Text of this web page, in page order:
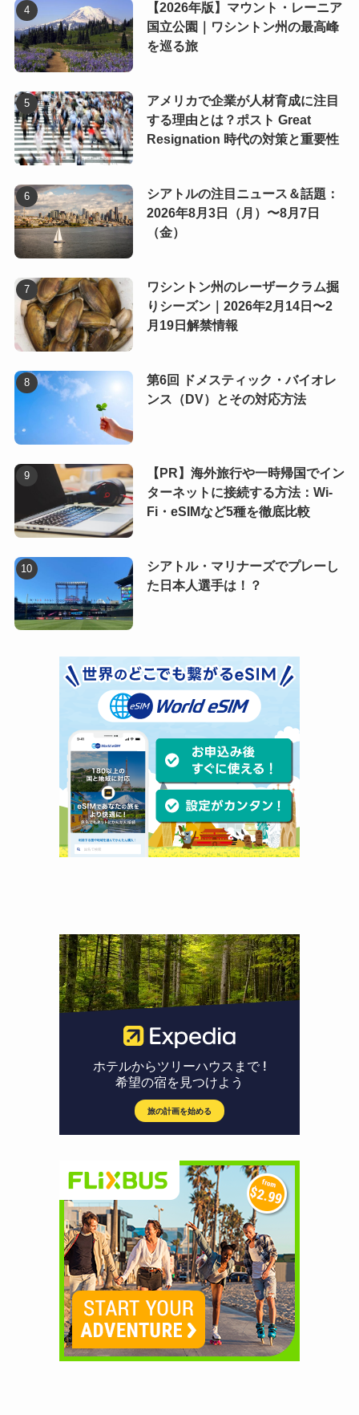
【2026年版】マウント・レーニア
国立公園｜ワシントン州の最高峰
を巡る旅
アメリカで企業が人材育成に注目
する理由とは？ポスト Great
Resignation 時代の対策と重要性
シアトルの注目ニュース＆話題：
2026年8月3日（月）〜8月7日
（金）
ワシントン州のレーザークラム掘
りシーズン｜2026年2月14日〜2
月19日解禁情報
第6回 ドメスティック・バイオレ
ンス（DV）とその対応方法
【PR】海外旅行や一時帰国でイン
ターネットに接続する方法：Wi-
Fi・eSIMなど5種を徹底比較
シアトル・マリナーズでプレーし
た日本人選手は！？